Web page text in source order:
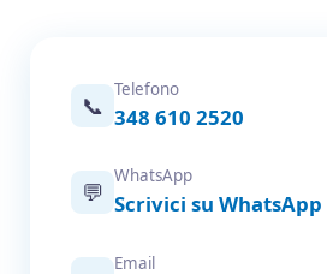
📞
Telefono
348 610 2520
💬
WhatsApp
Scrivici su WhatsApp
Email